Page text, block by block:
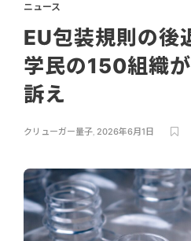
ニュース
EU包装規則の後
学民の150組織
訴え
クリューガー量子, 2026年6月1日